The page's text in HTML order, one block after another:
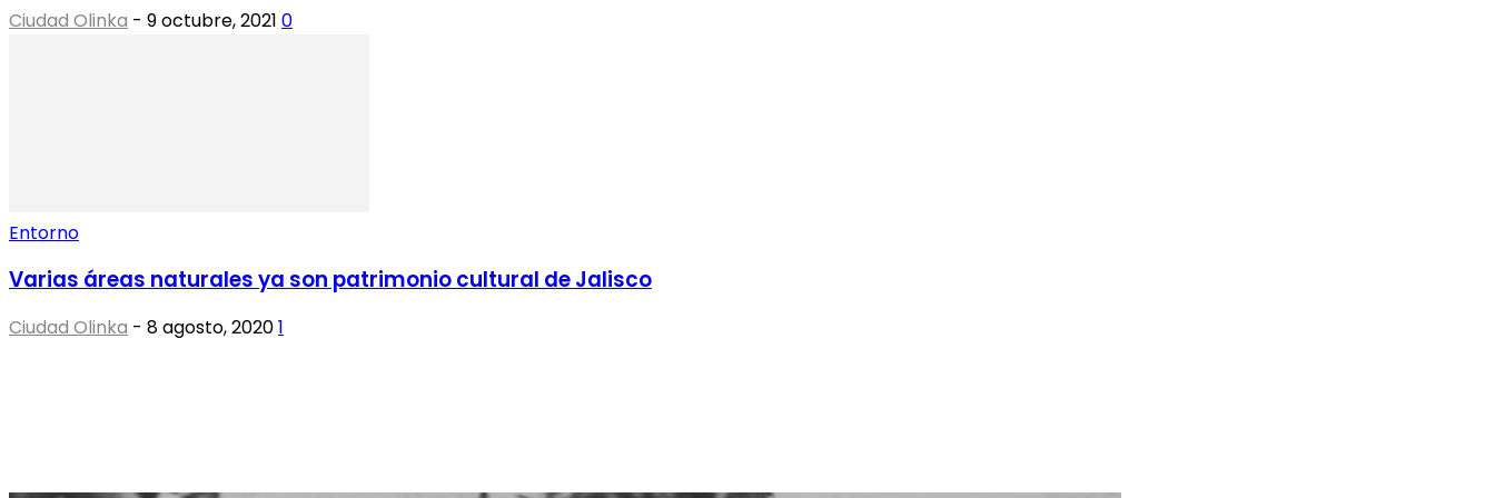
Ciudad Olinka - 9 octubre, 2021 0
Entorno
Varias áreas naturales ya son patrimonio cultural de Jalisco
Ciudad Olinka - 8 agosto, 20201